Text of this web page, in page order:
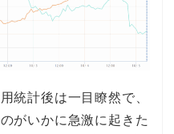
統計後は一目瞭然で、
がいかに急激に起きた